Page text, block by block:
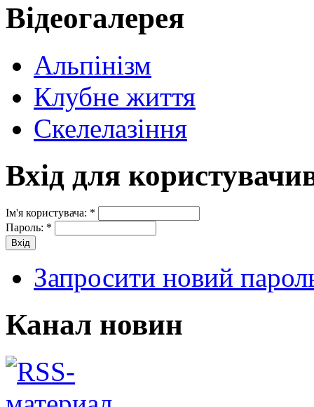
Відеогалерея
Альпінізм
Клубне життя
Скелелазіння
Вхід для
Ім'я користувача: *
Пароль: *
Запросити новий
Канал новин